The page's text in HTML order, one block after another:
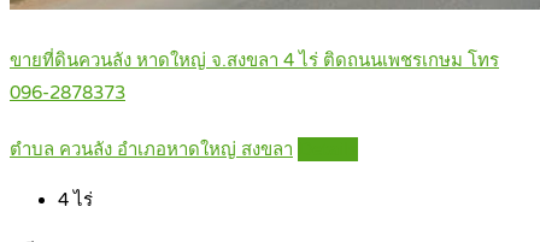
ขายที่ดินควนลัง หาดใหญ่ จ.สงขลา 4 ไร่ ติดถนนเพชรเกษม โทร
096-2878373
ตำบล ควนลัง อำเภอหาดใหญ่ สงขลา
4ไร่